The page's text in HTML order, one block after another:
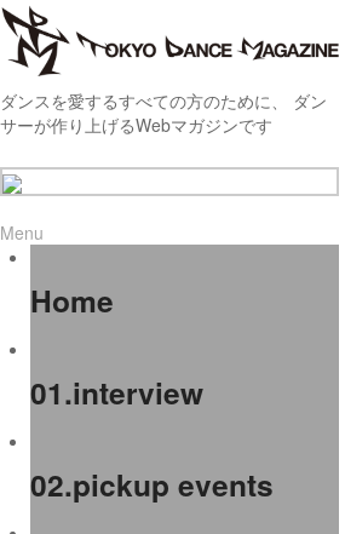
ダンスを愛するすべての方のために、 ダン
サーが作り上げるWebマガジンです
Menu
Home
01.interview
02.pickup events